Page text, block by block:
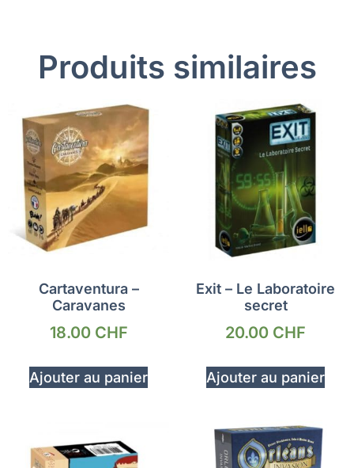
Produits similaires
Cartaventura –
Caravanes
18.00 CHF
Ajouter au panier
Exit – Le Laboratoire
secret
20.00 CHF
Ajouter au panier